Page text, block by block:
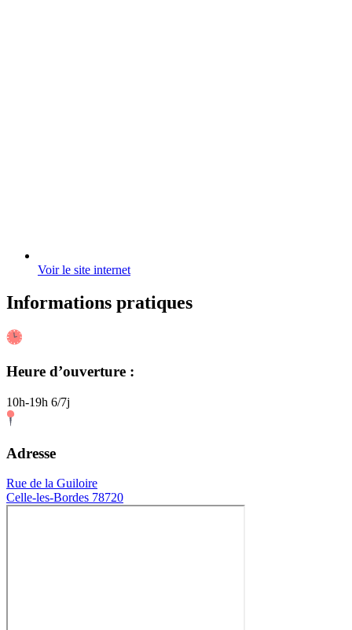
Voir le site internet
Informations pratiques
Heure d’ouverture :
10h-19h 6/7j
Adresse
Rue de la Guiloire
Celle-les-Bordes 78720